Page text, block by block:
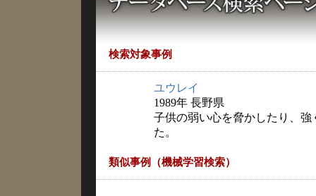
検索対象事例
ユウレイ
1989年 長野県
子供の弱い心を脅かしたり、
た。
類似事例（機械学習検索）